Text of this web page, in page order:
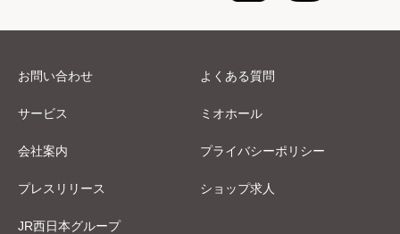
お問い合わせ よくある質問
サービス ミオホール
会社案内 プライバシーポリシー
プレスリリース ショップ求人
JR西日本グループ